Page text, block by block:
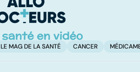
LE MAG DE LA SANTÉ CANCER